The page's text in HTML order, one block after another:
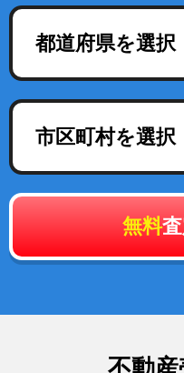
都道府県を選択
市区町村を選択
無料
不動